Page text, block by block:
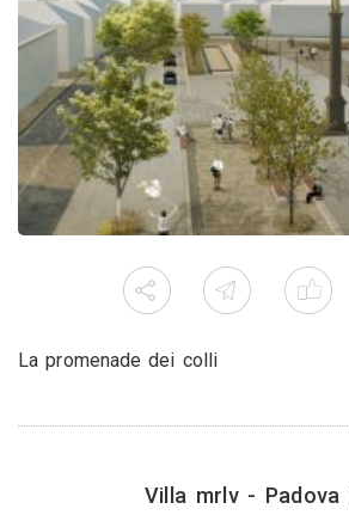
La promenade dei colli
Villa mrlv - Padova